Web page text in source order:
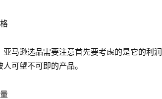
马逊选品需要注意首先要考虑的是它的利
可望不可即的产品。